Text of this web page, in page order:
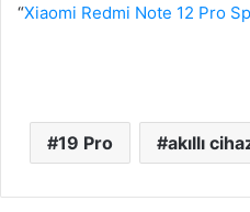
“Xiaomi Redmi Note 12 Pro
19 Pro akıllı